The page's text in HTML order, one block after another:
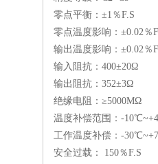
零点平衡：±1％F.S
零点温度影响：±0.02％
输出温度影响：±0.02％
输入阻抗：400±20Ω
输出阻抗：352±3Ω
绝缘电阻：≥5000MΩ
温度补偿范围：-
工作温度补偿：-
安全过载： 150％F.S